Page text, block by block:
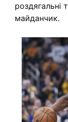
роздягальні
майданчик.